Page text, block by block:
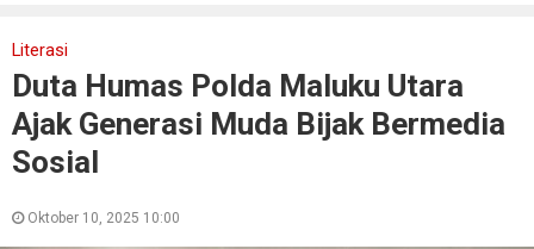
Literasi
Duta Humas Polda Maluku Utara
Ajak Generasi Muda Bijak Bermedia
Sosial
Oktober 10, 2025 10:00